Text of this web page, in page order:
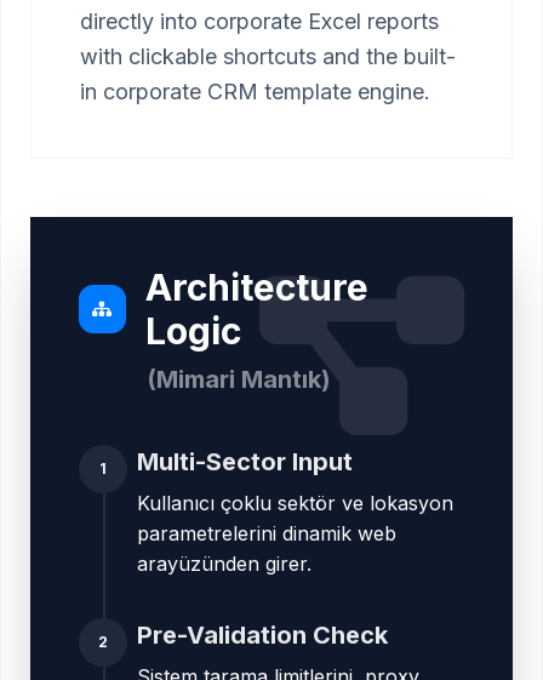
directly into corporate Excel reports
with clickable shortcuts and the built-
in corporate CRM template engine.
Architecture
Logic
(Mimari Mantık)
1 Multi-Sector Input
Kullanıcı çoklu sektör ve lokasyon
parametrelerini dinamik web
arayüzünden girer.
2 Pre-Validation Check